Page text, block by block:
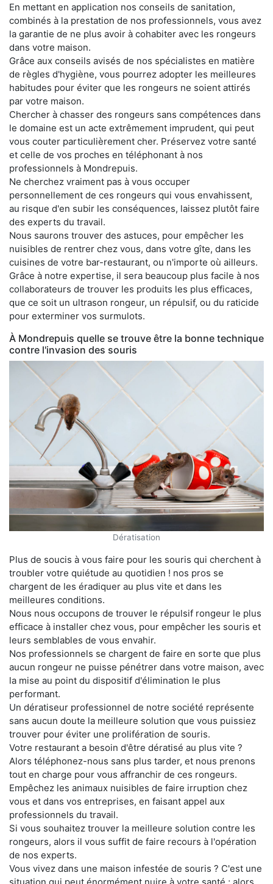
En mettant en application nos conseils de sanitation,
combinés à la prestation de nos professionnels, vous avez
la garantie de ne plus avoir à cohabiter avec les rongeurs
dans votre maison.
Grâce aux conseils avisés de nos spécialistes en matière
de règles d'hygiène, vous pourrez adopter les meilleures
habitudes pour éviter que les rongeurs ne soient attirés
par votre maison.
Chercher à chasser des rongeurs sans compétences dans
le domaine est un acte extrêmement imprudent, qui peut
vous couter particulièrement cher. Préservez votre santé
et celle de vos proches en téléphonant à nos
professionnels à Mondrepuis.
Ne cherchez vraiment pas à vous occuper
personnellement de ces rongeurs qui vous envahissent,
au risque d'en subir les conséquences, laissez plutôt faire
des experts du travail.
Nous saurons trouver des astuces, pour empêcher les
nuisibles de rentrer chez vous, dans votre gîte, dans les
cuisines de votre bar-restaurant, ou n'importe où ailleurs.
Grâce à notre expertise, il sera beaucoup plus facile à nos
collaborateurs de trouver les produits les plus efficaces,
que ce soit un ultrason rongeur, un répulsif, ou du raticide
pour exterminer vos surmulots.
À Mondrepuis quelle se trouve être la bonne technique
contre l'invasion des souris
Dératisation
Plus de soucis à vous faire pour les souris qui cherchent à
troubler votre quiétude au quotidien ! nos pros se
chargent de les éradiquer au plus vite et dans les
meilleures conditions.
Nous nous occupons de trouver le répulsif rongeur le plus
efficace à installer chez vous, pour empêcher les souris et
leurs semblables de vous envahir.
Nos professionnels se chargent de faire en sorte que plus
aucun rongeur ne puisse pénétrer dans votre maison, avec
la mise au point du dispositif d'élimination le plus
performant.
Un dératiseur professionnel de notre société représente
sans aucun doute la meilleure solution que vous puissiez
trouver pour éviter une prolifération de souris.
Votre restaurant a besoin d'être dératisé au plus vite ?
Alors téléphonez-nous sans plus tarder, et nous prenons
tout en charge pour vous affranchir de ces rongeurs.
Empêchez les animaux nuisibles de faire irruption chez
vous et dans vos entreprises, en faisant appel aux
professionnels du travail.
Si vous souhaitez trouver la meilleure solution contre les
rongeurs, alors il vous suffit de faire recours à l'opération
de nos experts.
Vous vivez dans une maison infestée de souris ? C'est une
situation qui peut énormément nuire à votre santé ; alors